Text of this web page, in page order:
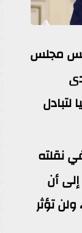
مجلس
نقلته
إلى أن
اتفاقية الغاز تم إبرامها منذ 2019، ولن تؤثر